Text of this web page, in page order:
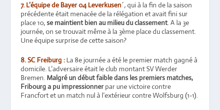
7. L’équipe de Bayer 04 Leverkusen´, qui à la fin de la saison
précédente était menacée de la rélégation et avait fini sur
place 10,se maintient bien au milieu du classement. A la 3e
journée, on se trouvait même à la 3ème place du classement.
Une équipe surprise de cette saison?
8. SC Freiburg : La 8e journée a été le premier match gagné à
domicile. L’adversaire était le club montant SV Werder
Bremen. Malgré un début faible dans les premiers matches,
Fribourg a pu impressionner par une victoire contre
Francfort et un match nul à l’extérieur contre Wolfsburg (1-1).